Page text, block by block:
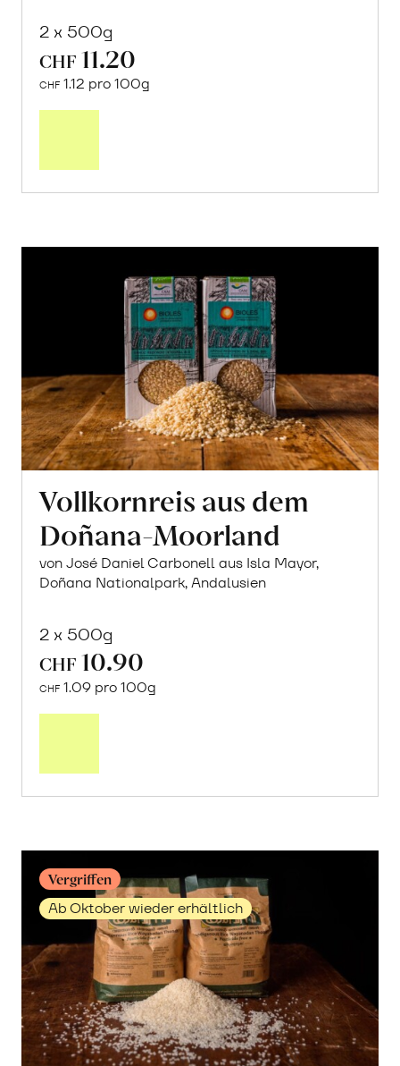
2 x 500g
CHF 11.20
CHF 1.12 pro 100g
Vollkornreis aus dem
Doñana-Moorland
von José Daniel Carbonell aus Isla Mayor,
Doñana Nationalpark, Andalusien
2 x 500g
CHF 10.90
CHF 1.09 pro 100g
Vergriffen
Ab Oktober wieder erhältlich